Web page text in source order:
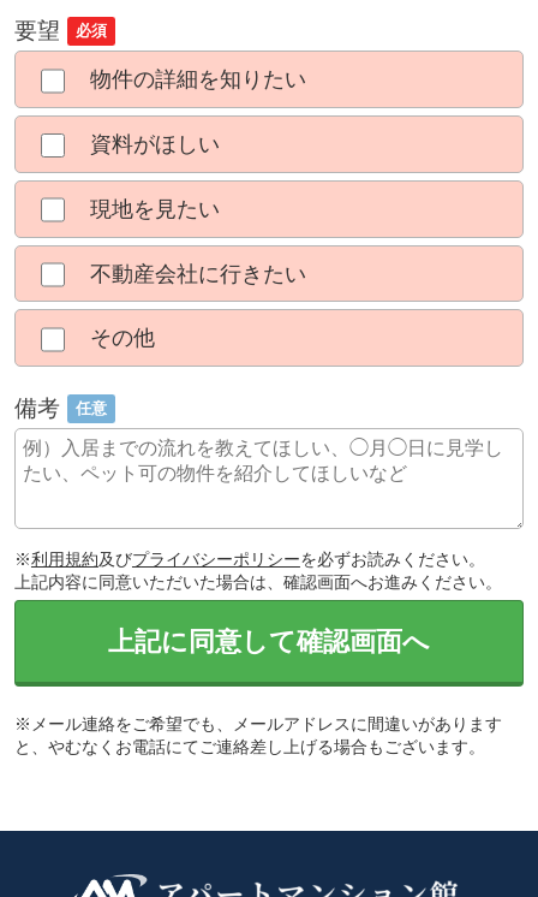
要望 必須
物件の詳細を知りたい
資料がほしい
現地を見たい
不動産会社に行きたい
その他
備考 任意
※利用規約及びプライバシーポリシーを必ずお読みください。
上記内容に同意いただいた場合は、確認画面へお進みください。
上記に同意して確認画面へ
※メール連絡をご希望でも、メールアドレスに間違いがあります
と、やむなくお電話にてご連絡差し上げる場合もございます。